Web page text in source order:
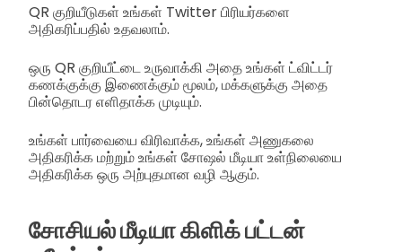
QR குறியீடுகள் உங்கள் Twitter பிரியர்களை
அதிகரிப்பதில் உதவலாம்.
ஒரு QR குறியீட்டை உருவாக்கி அதை உங்கள் ட்விட்டர்
கணக்குக்கு இணைக்கும் மூலம், மக்களுக்கு அதை
பின்தொடர எளிதாக்க முடியும்.
உங்கள் பார்வையை விரிவாக்க, உங்கள் அணுகலை
அதிகரிக்க மற்றும் உங்கள் சோஷல் மீடியா உள்நிலையை
அதிகரிக்க ஒரு அற்புதமான வழி ஆகும்.
சோசியல் மீடியா கிளிக் பட்டன்